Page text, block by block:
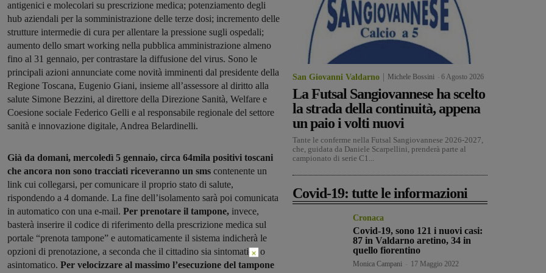
antigenici e molecolari su prescrizione medica; potenziamento degli
hub aziendali per la somministrazione delle terze dosi; incremento delle
strutture intermedie di cura per allentare la pressione sugli ospedali;
aumento dello smart working nella pubblica amministrazione almeno
fino al 31 gennaio, per contrastare la diffusione del virus. Sono le
principali azioni annunciate come novità imminenti dal presidente della
Regione Toscana, Eugenio Giani, insieme all’assessore al diritto alla
salute Simone Bezzini, al direttore della Direzione Sanità, Welfare e
Coesione sociale Federico Gelli e al responsabile regionale del settore
sanità e innovazione digitale, Andrea Belardinelli.
Già da domani, mercoledì 5 gennaio, circa 64mila positivi toscani
che ancora non sono tracciati riceveranno un sms contenente un
link cui collegarsi, per comunicare il proprio stato di salute,
rispondendo a 4 domande. La fine dell’isolamento sarà poi comunicata
in automatico con una e-mail. Per prenotare il tampone, invece,
basterà inserire il codice di riferimento della prescrizione medica sul
portale “prenota tampone” e automaticamente il sistema indicherà le
opzioni di prenotazione, a seconda che il cittadino sia sintomatico o
asintomatico. Per velocizzare al massimo l’esecuzione del tampone
San Giovanni Valdarno Michele Bossini 6 Agosto 2026
La Futsal Sangiovannese ha scelto
la strada della continuità, appena
un paio i volti nuovi
Tante le conferme nella Futsal Sangiovannese 2026-2027,
che, guidata da Daniele Scarpellini, prenderà parte al
campionato di serie C1...
Covid-19: tutte le informazioni
Cronaca
Covid-19, sono 121 i nuovi casi:
87 in Valdarno aretino, 34 in
quello fiorentino
Monica Campani 17 Maggio 2022
×